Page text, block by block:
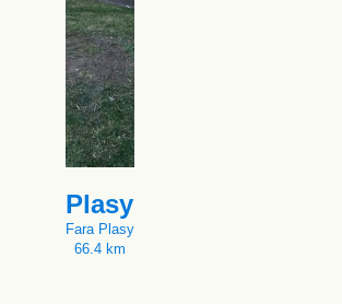
Plasy
Fara Plasy
66.4 km